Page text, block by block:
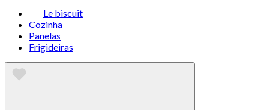
Le biscuit
Cozinha
Panelas
Frigideiras